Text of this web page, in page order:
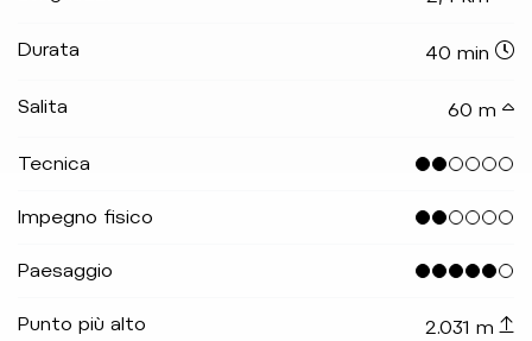
Durata 40 min
Salita 60 m
Tecnica
Impegno fisico
Paesaggio
Punto più alto 2.031 m